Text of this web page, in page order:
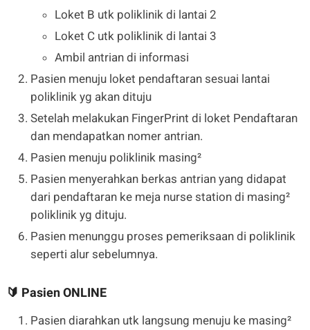
Loket B utk poliklinik di lantai 2
Loket C utk poliklinik di lantai 3
Ambil antrian di informasi
Pasien menuju loket pendaftaran sesuai lantai
poliklinik yg akan dituju
Setelah melakukan FingerPrint di loket Pendaftaran
dan mendapatkan nomer antrian.
Pasien menuju poliklinik masing²
Pasien menyerahkan berkas antrian yang didapat
dari pendaftaran ke meja nurse station di masing²
poliklinik yg dituju.
Pasien menunggu proses pemeriksaan di poliklinik
seperti alur sebelumnya.
🔰 Pasien ONLINE
Pasien diarahkan utk langsung menuju ke masing²